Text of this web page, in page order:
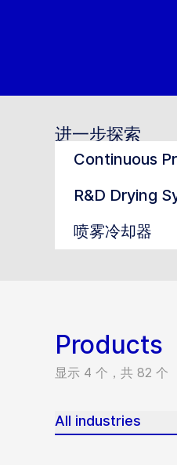
进一步探索
Continuous
R&D Drying
喷雾冷却器
Products
显示 4 个，共 82 个
All industries